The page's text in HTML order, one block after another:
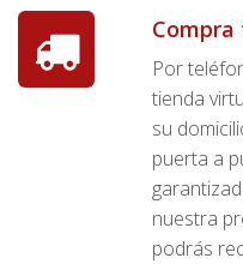
Compra
Por
tienda
su
puerta a
nuestra
podrás